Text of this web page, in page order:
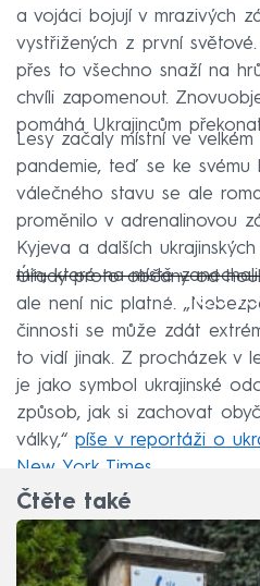
a vojáci bojují v mrazivých
vystřižených z první
přes to všechno snaží na
chvíli zapomenout.
pomáhá Ukrajincům
Lesy začaly místní ve
pandemie, teď se ke svému
válečného stavu se ale
proměnilo v adrenalinovou
Kyjeva a dalších
min, které na místě
Failed
Úřady proto občany od
ale není nic platné.
činnosti se může zdát
to vidí jinak. Z procházek v
je jako symbol ukrajinské
způsob, jak si zachovat
války,“ píše v reportáži o
New York Times.
Čtěte také